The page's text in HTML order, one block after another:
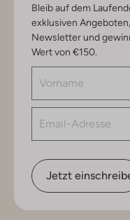
Bleib auf dem
exklusiven
Newsletter und
Wert von €150.
Jetzt